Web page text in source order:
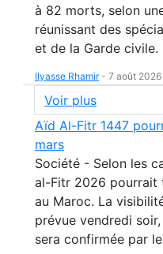
à 82 morts, selon
réunissant des
et de la Garde civile.
Ilyasse Rhamir- 7 août 2026
Voir plus
Aïd Al-Fitr 1447
mars
Société - Selon les
al-Fitr 2026 pourrait
au Maroc. La
prévue vendredi
sera confirmée par